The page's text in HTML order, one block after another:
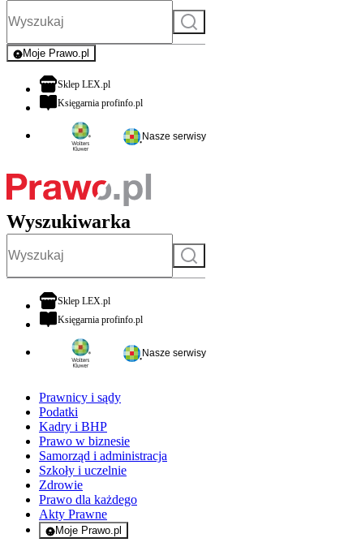
Szukaj
Moje Prawo.pl
- rejestracja i logowanie do serwisu
Sklep LEX.plotwiera się w nowej karcie
Księgarnia profinfo.plotwiera się w nowej karcie
Nasze serwisy
Wyszukiwarka
Szukaj
Sklep LEX.plotwiera się w nowej karcie
Księgarnia profinfo.plotwiera się w nowej karcie
Nasze serwisy
Prawnicy i sądy
Podatki
Kadry i BHP
Prawo w biznesie
Samorząd i administracja
Szkoły i uczelnie
Zdrowie
Prawo dla każdego
Akty Prawne
Moje Prawo.pl
- rejestracja i logowanie do serwisu